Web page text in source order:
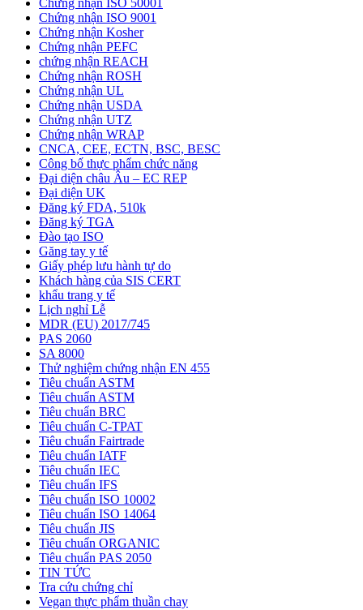
Chứng nhận ISO 50001
Chứng nhận ISO 9001
Chứng nhận Kosher
Chứng nhận PEFC
chứng nhận REACH
Chứng nhận ROSH
Chứng nhận UL
Chứng nhận USDA
Chứng nhận UTZ
Chứng nhận WRAP
CNCA, CEE, ECTN, BSC, BESC
Công bố thực phẩm chức năng
Đại diện châu Âu – EC REP
Đại diện UK
Đăng ký FDA, 510k
Đăng ký TGA
Đào tạo ISO
Găng tay y tế
Giấy phép lưu hành tự do
Khách hàng của SIS CERT
khẩu trang y tế
Lịch nghỉ Lễ
MDR (EU) 2017/745
PAS 2060
SA 8000
Thử nghiệm chứng nhận EN 455
Tiêu chuẩn ASTM
Tiêu chuẩn ASTM
Tiêu chuẩn BRC
Tiêu chuẩn C-TPAT
Tiêu chuẩn Fairtrade
Tiêu chuẩn IATF
Tiêu chuẩn IEC
Tiêu chuẩn IFS
Tiêu chuẩn ISO 10002
Tiêu chuẩn ISO 14064
Tiêu chuẩn JIS
Tiêu chuẩn ORGANIC
Tiêu chuẩn PAS 2050
TIN TỨC
Tra cứu chứng chỉ
Vegan thực phẩm thuần chay